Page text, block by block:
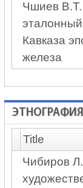
Чшиев В.Т.
Кавказа
железа
ЭТНОГРАФИЯ
Title
Чибиров